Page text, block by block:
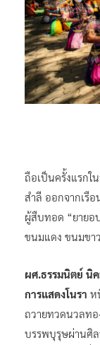
ถือเป็นครั้งแรก
สำลี ออกจากเรื
ผู้สืบทอด “ยายอ
ขนมแดง ขนมขา
ผศ.ธรรมนิตย์ นิ
การแสดงโนรา ห
ถวายทวดนวลท
บรรพบุรุษผ่านศิ